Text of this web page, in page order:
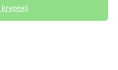
krepšelį